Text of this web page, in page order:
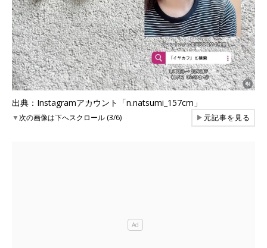
出典：Instagramアカウント「n.natsumi_157cm」
▼次の画像は下へスクロール (3/6) ▶元記事を見る